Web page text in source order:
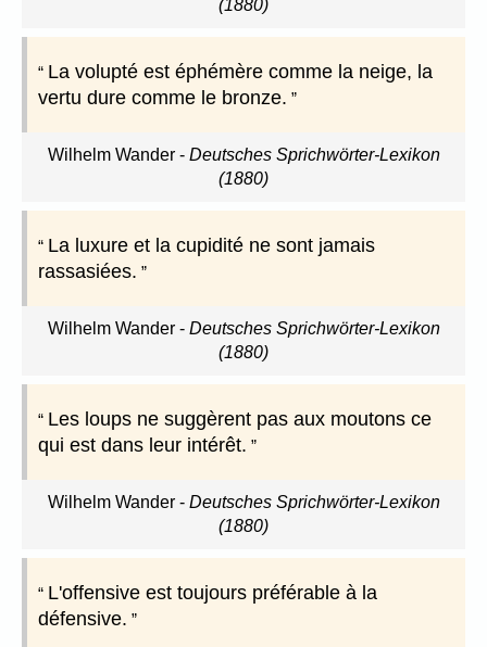
(1880)
La volupté est éphémère comme la neige, la
vertu dure comme le bronze.
Wilhelm Wander- Deutsches Sprichwörter-Lexikon
(1880)
La luxure et la cupidité ne sont jamais
rassasiées.
Wilhelm Wander- Deutsches Sprichwörter-Lexikon
(1880)
Les loups ne suggèrent pas aux moutons ce
qui est dans leur intérêt.
Wilhelm Wander- Deutsches Sprichwörter-Lexikon
(1880)
L'offensive est toujours préférable à la
défensive.